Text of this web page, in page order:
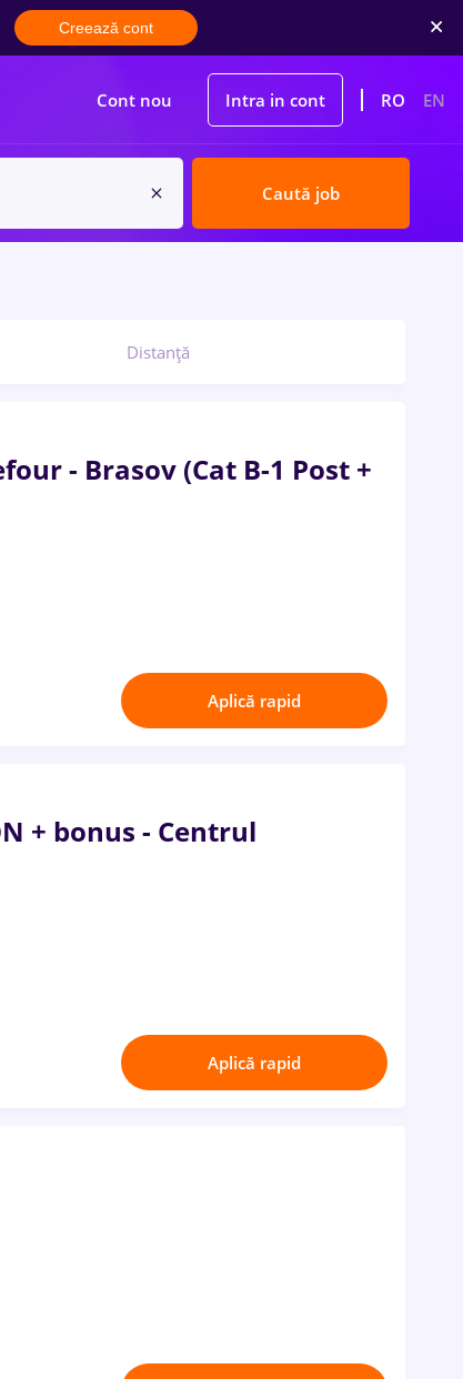
Creează cont
Cont nou Intra in cont RO EN
Caută job
Distanță
- Brasov (Cat B-1 Post +
Aplică rapid
+ bonus - Centrul
Aplică rapid